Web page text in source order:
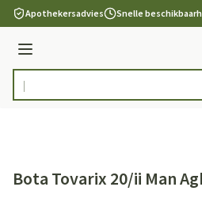
Ga naar de inhoud
Apothekersadvies Snelle
Menu
Product, merk, categorie...
Bota Tovarix 20/ii Man